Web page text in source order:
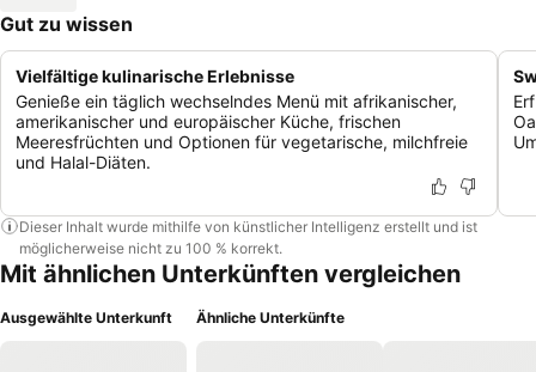
Gut zu wissen
Vielfältige kulinarische Erlebnisse
Genieße ein täglich wechselndes Menü mit afrikanischer,
amerikanischer und europäischer Küche, frischen
Meeresfrüchten und Optionen für vegetarische, milchfreie
und Halal-Diäten.
Dieser Inhalt wurde mithilfe von künstlicher Intelligenz erstellt und ist
möglicherweise nicht zu 100 % korrekt.
Mit ähnlichen Unterkünften vergleichen
Ausgewählte Unterkunft Ähnliche Unterkünfte